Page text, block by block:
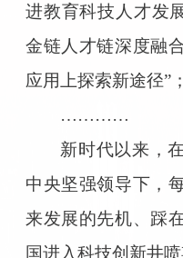
进教育科技人才发
金链人才链深度融
应用上探索新途径”；
…………
新时代以来，
中央坚强领导下，
来发展的先机、踩
国进入科技创新井